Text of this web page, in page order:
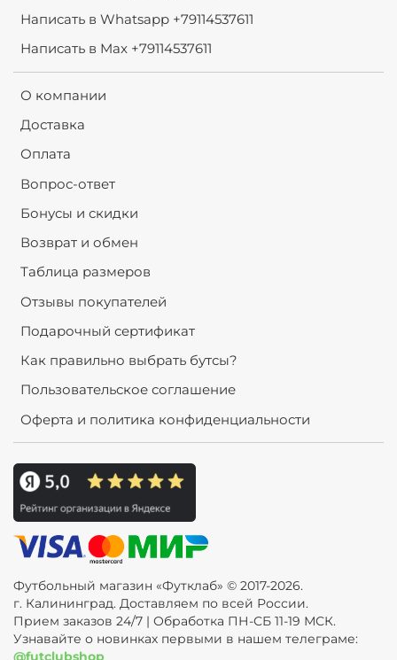
Написать в Whatsapp +79114537611
Написать в Max +79114537611
О компании
Доставка
Оплата
Вопрос-ответ
Бонусы и скидки
Возврат и обмен
Таблица размеров
Отзывы покупателей
Подарочный сертификат
Как правильно выбрать бутсы?
Пользовательское соглашение
Оферта и политика конфиденциальности
Футбольный магазин «Футклаб» © 2017-2026.
г. Калининград. Доставляем по всей России.
Прием заказов 24/7 | Обработка ПН-СБ 11-19 МСК.
Узнавайте о новинках первыми в нашем телеграме:
@futclubshop